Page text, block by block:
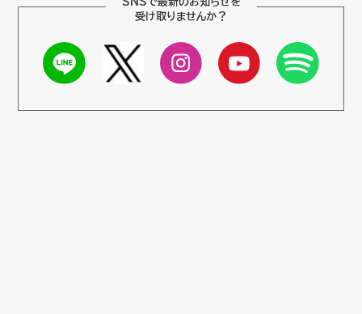
SNSで最新のお知らせを
受け取りませんか？